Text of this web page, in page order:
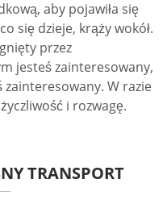
aby pojawiła się
się dzieje, krąży wokół.
przez
jesteś zainteresowany,
W razie
i rozwagę.
TRANSPORT